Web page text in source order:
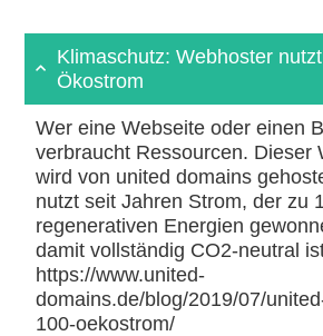
Klimaschutz: Webhoster
Ökostrom
Wer eine Webseite oder einen
verbraucht Ressourcen. Dieser
wird von united domains
nutzt seit Jahren Strom, der zu
regenerativen Energien
damit vollständig CO2-neutral
https://www.united-
domains.de/blog/2019/07/
100-oekostrom/